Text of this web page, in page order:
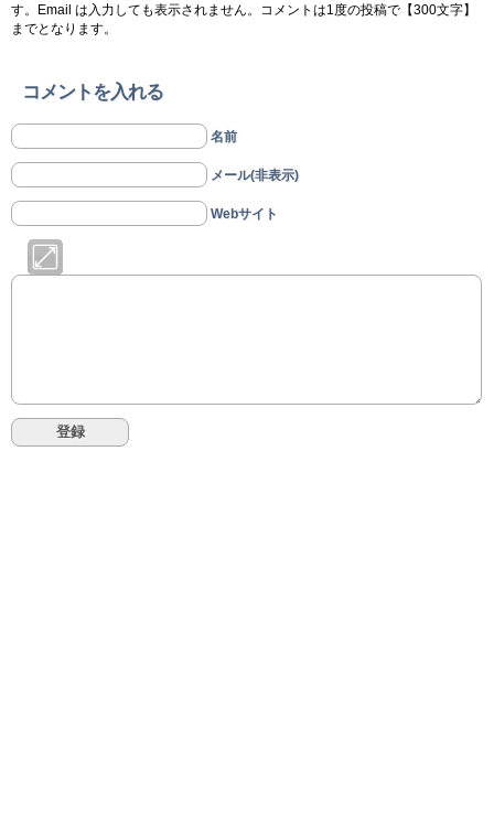
す。Email は入力しても表示されません。コメントは1度の投稿で【300文字】
までとなります。
コメントを入れる
名前
メール(非表示)
Webサイト